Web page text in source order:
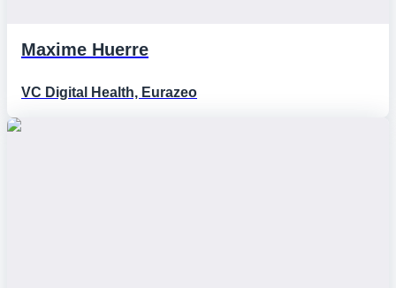
Maxime Huerre
VC Digital Health, Eurazeo